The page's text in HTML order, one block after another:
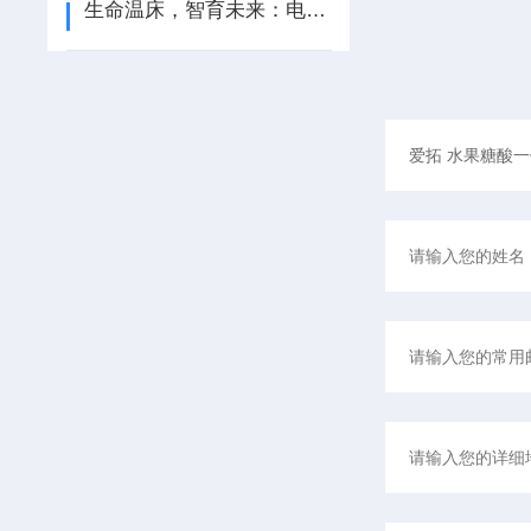
生命温床，智育未来：电热恒温培养箱的生物密码